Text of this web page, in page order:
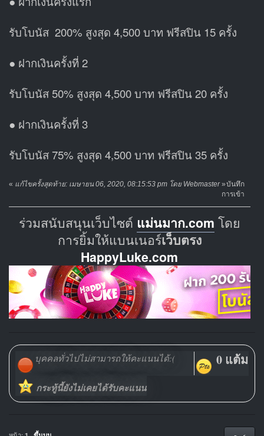
รับโบนัส 200% สูงสุด 4,500 บาท ฟรีสปิน 15 ครั้ง
● ฝากเงินครั้งที่ 2
รับโบนัส 50% สูงสุด 4,500 บาท ฟรีสปิน 20 ครั้ง
● ฝากเงินครั้งที่ 3
รับโบนัส 75% สูงสุด 4,500 บาท ฟรีสปิน 35 ครั้ง
« แก้ไขครั้งสุดท้าย: เมษายน 06, 2020, 08:15:53 pm โดย Webmaster»บันทึก
การเข้า
ร่วมสนับสนุนเว็บไซต์ แม่นมาก.com โดย
การยิ้มให้แบนเนอร์เว็บตรง
HappyLuke.com
บุคคลทั่วไปไม่สามารถให้คะแนนได้:( 0 แต้ม
กระทู้นี้ยังไม่เคยได้รับคะแนน